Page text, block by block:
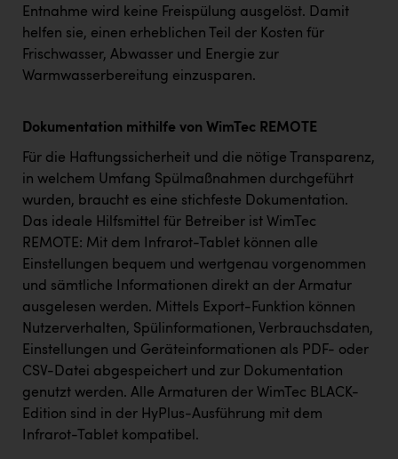
Entnahme wird keine Freispülung ausgelöst. Damit
helfen sie, einen erheblichen Teil der Kosten für
Frischwasser, Abwasser und Energie zur
Warmwasserbereitung einzusparen.
Dokumentation mithilfe von WimTec REMOTE
Für die Haftungssicherheit und die nötige Transparenz,
in welchem Umfang Spülmaßnahmen durchgeführt
wurden, braucht es eine stichfeste Dokumentation.
Das ideale Hilfsmittel für Betreiber ist WimTec
REMOTE: Mit dem Infrarot-Tablet können alle
Einstellungen bequem und wertgenau vorgenommen
und sämtliche Informationen direkt an der Armatur
ausgelesen werden. Mittels Export-Funktion können
Nutzerverhalten, Spülinformationen, Verbrauchsdaten,
Einstellungen und Geräteinformationen als PDF- oder
CSV-Datei abgespeichert und zur Dokumentation
genutzt werden. Alle Armaturen der WimTec BLACK-
Edition sind in der HyPlus-Ausführung mit dem
Infrarot-Tablet kompatibel.